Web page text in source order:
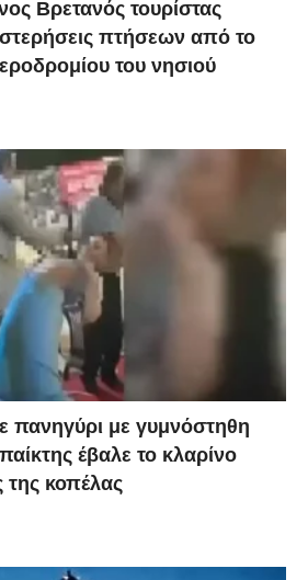
Βρετανός τουρίστας
πτήσεων από το
του νησιού
πανηγύρι με γυμνόστηθη
έβαλε το κλαρίνο
κοπέλας